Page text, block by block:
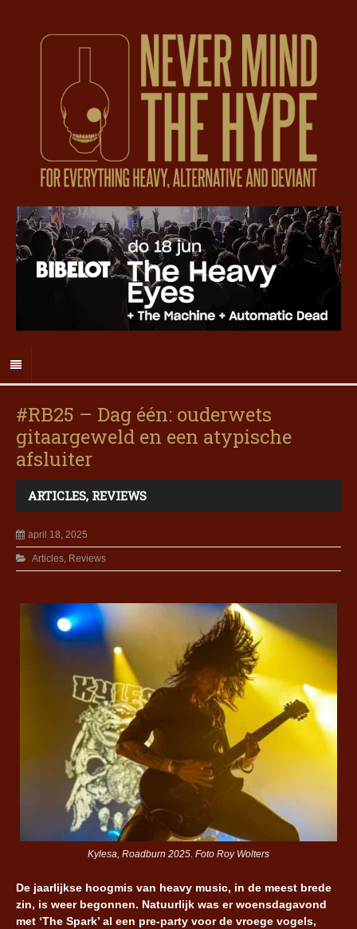
#RB25 – Dag één: ouderwets
gitaargeweld en een atypische
afsluiter
ARTICLES, REVIEWS
april 18, 2025
Articles, Reviews
Kylesa, Roadburn 2025. Foto Roy Wolters
De jaarlijkse hoogmis van heavy music, in de meest brede
zin, is weer begonnen. Natuurlijk was er woensdagavond
met ‘The Spark’ al een pre-party voor de vroege vogels,